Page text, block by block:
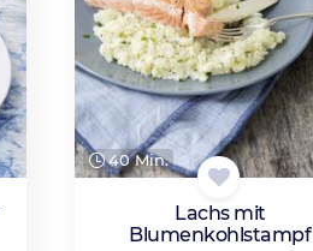
40 Min.
Lachs mit
Blumenkohlstampf